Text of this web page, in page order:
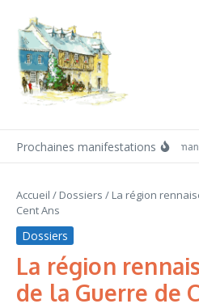
Prochaines manifestations
Accueil / Dossiers / La région
Cent Ans
Dossiers
La région
de la Guerre de